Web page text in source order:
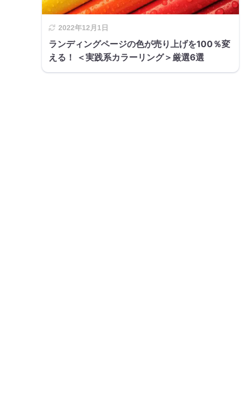
2022年12月1日
ランディングページの色が売り上げを100％変
える！ ＜実践系カラーリング＞厳選6選